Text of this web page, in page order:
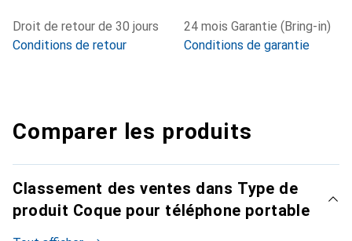
Droit de retour de 30 jours
Conditions de retour
24 mois Garantie (Bring-in)
Conditions de garantie
Comparer les produits
Classement des ventes dans Type de
produit Coque pour téléphone portable